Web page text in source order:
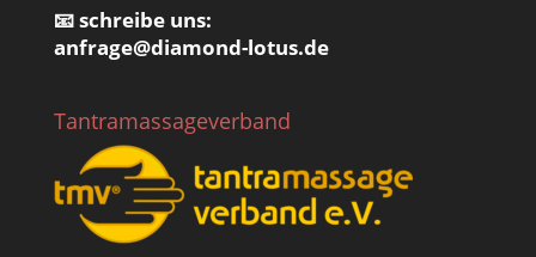
📧 schreibe uns:
anfrage@diamond-lotus.de
Tantramassageverband